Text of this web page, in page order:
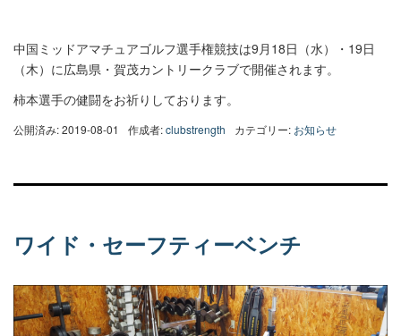
中国ミッドアマチュアゴルフ選手権競技は9月18日（水）・19日
（木）に広島県・賀茂カントリークラブで開催されます。
柿本選手の健闘をお祈りしております。
公開済み: 2019-08-01 作成者:clubstrength カテゴリー: お知らせ
ワイド・セーフティーベンチ